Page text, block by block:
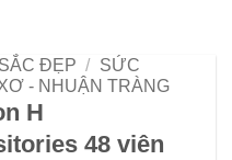
ĐẸP / SỨC
- NHUẬN TRÀNG
H
48 viên